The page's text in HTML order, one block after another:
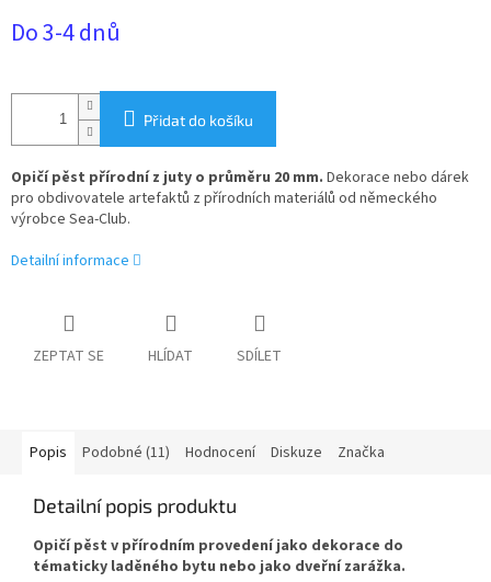
cena:
Do 3-4 dnů
Přidat do košíku
Opičí pěst přírodní z juty o průměru 20 mm. Dekorace nebo dárek
pro obdivovatele artefaktů z přírodních materiálů od německého
výrobce Sea-Club.
Detailní informace
ZEPTAT SE HLÍDAT SDÍLET
Popis Podobné (11) Hodnocení Diskuze Značka
Detailní popis produktu
Opičí pěst v přírodním provedení jako dekorace do
tématicky laděného bytu nebo jako dveřní zarážka.